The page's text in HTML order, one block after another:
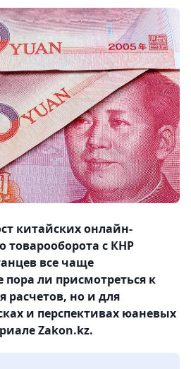
китайских онлайн-
с КНР
все чаще
пора ли присмотреться к
расчетов, но и для
и перспективах юаневых
Zakon.kz.